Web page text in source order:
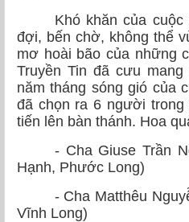
Khó khăn của
đợi, bến chờ, không thể
mơ hoài bão của những
Truyền Tin đã cưu
năm tháng sóng gió của
đã chọn ra 6 người
tiến lên bàn thánh. Hoa
- Cha Giuse Trần
Hạnh, Phước Long)
- Cha Matthêu
Vĩnh Long)